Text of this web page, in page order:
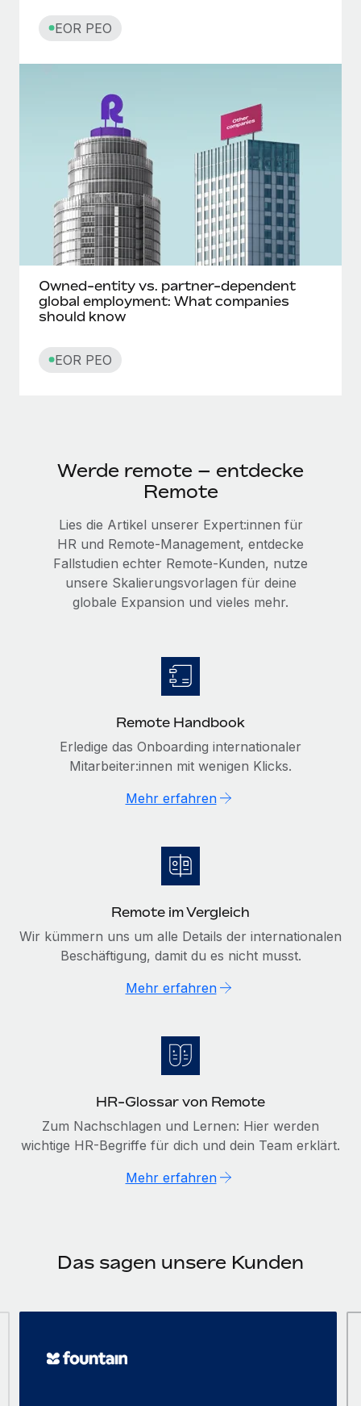
EOR PEO
Owned-entity vs. partner-dependent
global employment: What companies
should know
EOR PEO
Werde remote – entdecke
Remote
Lies die Artikel unserer Expert:innen für
HR und Remote-Management, entdecke
Fallstudien echter Remote-Kunden, nutze
unsere Skalierungsvorlagen für deine
globale Expansion und vieles mehr.
Remote Handbook
Erledige das Onboarding internationaler
Mitarbeiter:innen mit wenigen Klicks.
Mehr erfahren
Remote im Vergleich
Wir kümmern uns um alle Details der internationalen
Beschäftigung, damit du es nicht musst.
Mehr erfahren
HR-Glossar von Remote
Zum Nachschlagen und Lernen: Hier werden
wichtige HR-Begriffe für dich und dein Team erklärt.
Mehr erfahren
Das sagen unsere Kunden